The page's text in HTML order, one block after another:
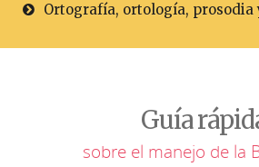
Ortografía, ortología, prosodia
Guía
sobre el manejo de la